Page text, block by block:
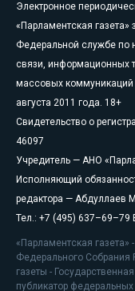
Электронное
«Парламентская газета»
Федеральной службе по
связи, информационных
массовых коммуникаций
августа 2011 года. 18+
Свидетельство о
46097
Учредитель — АНО
Исполняющий
редактора — Абдуллаев
Тел.: +7 (495) 637–69–79
«Парламентская
Федерального Собрания
газеты -
публикатор